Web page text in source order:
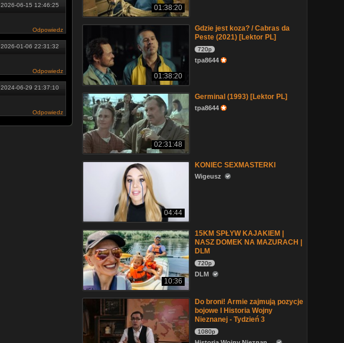
2026-06-15 12:46:25
Odpowiedz
2026-01-06 22:31:32
Odpowiedz
2024-06-29 21:37:10
Odpowiedz
01:38:20
01:38:20
Gdzie jest koza? / Cabras da
Peste (2021) [Lektor PL]
720p
tpa8644
02:31:48
Germinal (1993) [Lektor PL]
tpa8644
04:44
KONIEC SEXMASTERKI
Wigeusz
10:36
15KM SPŁYW KAJAKIEM |
NASZ DOMEK NA MAZURACH |
DLM
720p
DLM
Do broni! Armie zajmują pozycje
bojowe I Historia Wojny
Nieznanej - Tydzień 3
1080p